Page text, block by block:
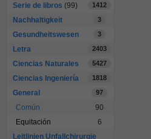
Serie de libros (99) 1412
Nachhaltigkeit 3
Gesundheitswesen 3
Letra 2403
Ciencias Naturales 5427
Ciencias Ingeniería 1818
General 97
Común
90
Equitación
6
Leitlinien Unfallchirurgie